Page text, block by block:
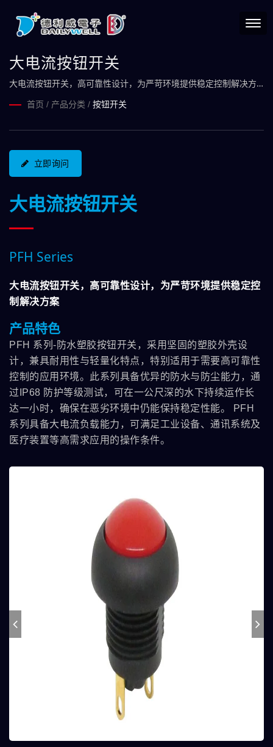
大电流按钮开关
大电流按钮开关，高可靠性设计，为严苛环境提供稳定控制解决方
案/ 在开关的领域，世界因为我而有了秩序，我们掌控发号施令的关
首页 / 产品分类 / 按钮开关
立即询问
大电流按钮开关
PFH Series
大电流按钮开关，高可靠性设计，为严苛环境提供稳定控
制解决方案
产品特色
PFH 系列-防水塑胶按钮开关，采用坚固的塑胶外壳设
计，兼具耐用性与轻量化特点，特别适用于需要高可靠性
控制的应用环境。此系列具备优异的防水与防尘能力，通
过IP68 防护等级测试，可在一公尺深的水下持续运作长
达一小时，确保在恶劣环境中仍能保持稳定性能。 PFH
系列具备大电流负载能力，可满足工业设备、通讯系统及
医疗装置等高需求应用的操作条件。